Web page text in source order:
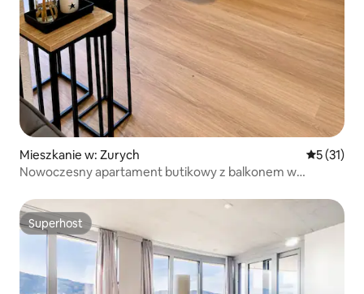
Mieszkanie w: Zurych Średnia
5 (31)
Nowoczesny apartament butikowy z balkonem w
Superhost
Superhost